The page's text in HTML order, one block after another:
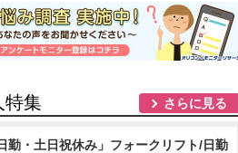
特集 さらに見る
勤・土日祝休み」フォークリフト/日勤